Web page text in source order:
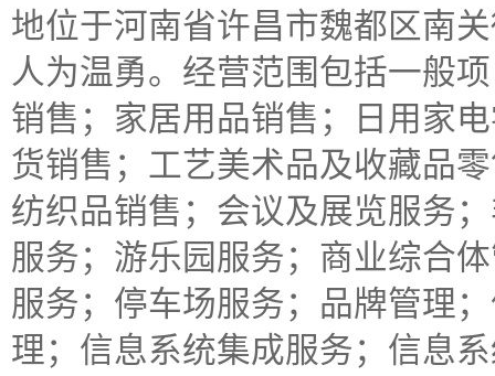
地位于河南省许昌市魏都区南
人为温勇。经营范围包括一般
销售；家居用品销售；日用家
货销售；工艺美术品及收藏品
纺织品销售；会议及展览服务
服务；游乐园服务；商业综合
服务；停车场服务；品牌管理
理；信息系统集成服务；信息